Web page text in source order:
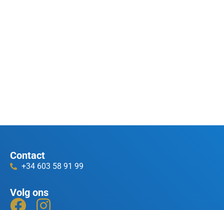
Contact
+34 603 58 91 99
Volg ons